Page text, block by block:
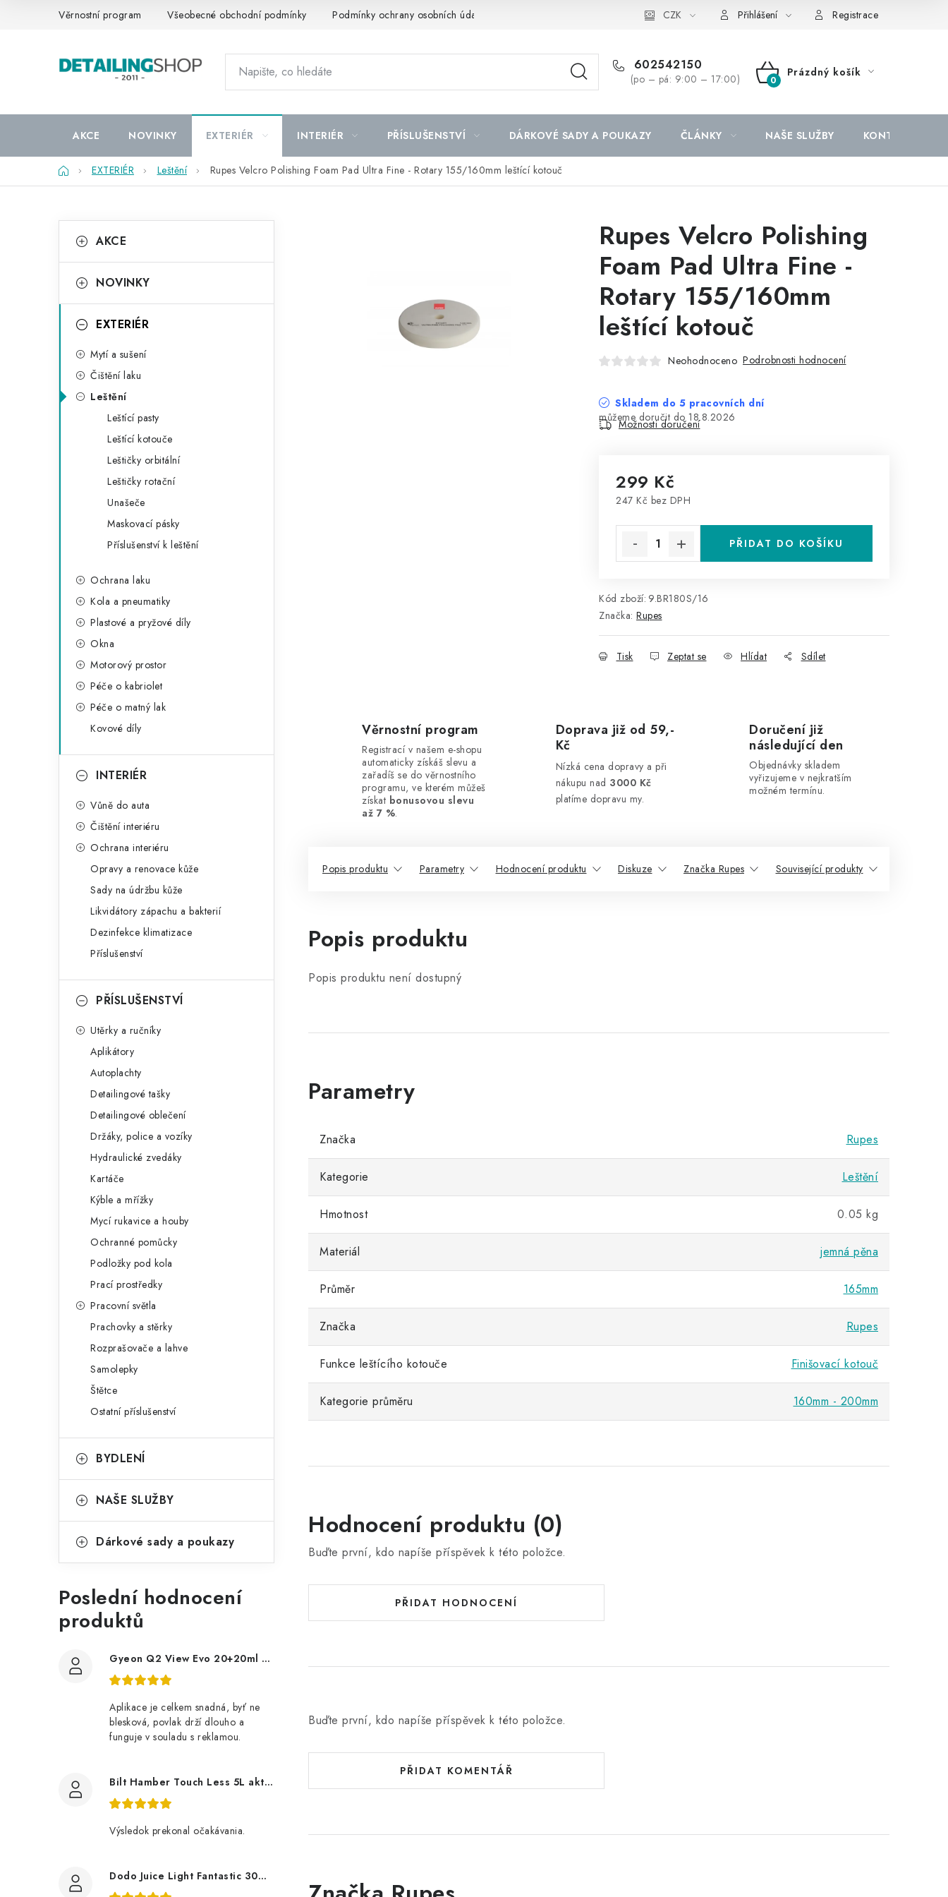
Věrnostní program Všeobecné obchodní podmínky Podmínky ochrany osobních údajů CZK Přihlášení Registrace
602542150
(po – pá: 9:00 – 17:00)
NÁKUPNÍ
Prázdný košík
AKCE NOVINKY EXTERIÉR INTERIÉR PŘÍSLUŠENSTVÍ DÁRKOVÉ SADY A POUKAZY ČLÁNKY NAŠE SLUŽBY KONTAKTY
DomůEXTERIÉR Leštění Rupes Velcro Polishing Foam Pad Ultra Fine - Rotary 155/160mm leštící kotouč
o
t
n
kategorie
a
e
i
AKCE
NOVINKY
EXTERIÉR
Mytí a sušení
Čištění laku
Leštění
Leštící pasty
Leštící kotouče
Leštičky orbitální
Leštičky rotační
Unašeče
Maskovací pásky
Příslušenství k leštění
Ochrana laku
Kola a pneumatiky
Plastové a pryžové díly
Okna
Motorový prostor
Péče o kabriolet
Péče o matný lak
Kovové díly
INTERIÉR
Vůně do auta
Čištění interiéru
Ochrana interiéru
Opravy a renovace kůže
Sady na údržbu kůže
Likvidátory zápachu a bakterií
Dezinfekce klimatizace
Příslušenství
PŘÍSLUŠENSTVÍ
Utěrky a ručníky
Aplikátory
Autoplachty
Detailingové tašky
Detailingové oblečení
Držáky, police a vozíky
Hydraulické zvedáky
Kartáče
Kýble a mřížky
Mycí rukavice a houby
Ochranné pomůcky
Podložky pod kola
Prací prostředky
Pracovní světla
Prachovky a stěrky
Rozprašovače a lahve
Samolepky
Štětce
Ostatní příslušenství
BYDLENÍ
NAŠE SLUŽBY
Dárkové sady a poukazy
Poslední hodnocení
produktů
Gyeon Q2 View Evo 20+20ml nanopovlak na okna
Aplikace je celkem snadná, byť ne
blesková, povlak drží dlouho a
funguje v souladu s reklamou.
Bilt Hamber Touch Less 5L aktivní pěna
Výsledok prekonal očakávania.
Dodo Juice Light Fantastic 30ml měkký vosk
Rupes Velcro Polishing
Foam Pad Ultra Fine -
Rotary 155/160mm
leštící kotouč
Neohodnoceno Podrobnosti hodnocení
Skladem do 5 pracovních dní
18.8.2026
Možnosti doručení
299 Kč
247 Kč bez DPH
PŘIDAT DO KOŠÍKU
Kód zboží: 9.BR180S/16
Značka: Rupes
Tisk Zeptat se Hlídat Sdílet
Věrnostní program
Registrací v našem e-shopu
automaticky získáš slevu a
zařadíš se do věrnostního
programu, ve kterém můžeš
získat bonusovou slevu
až 7 %.
Doprava již od 59,-
Kč
Nízká cena dopravy a při
nákupu nad 3000 Kč
platíme dopravu my.
Doručení již
následující den
Objednávky skladem
vyřizujeme v nejkratším
možném termínu.
Popis produktu Parametry Hodnocení produktu Diskuze Značka Rupes Související produkty
Popis produktu
Popis produktu není dostupný
Značka Rupes
Kategorie Leštění
Hmotnost 0.05 kg
Materiál jemná pěna
Průměr 165mm
Značka Rupes
Funkce leštícího kotouče Finišovací kotouč
Kategorie průměru 160mm - 200mm
Hodnocení produktu (0)
Buďte první, kdo napíše příspěvek k této položce.
PŘIDAT HODNOCENÍ
Buďte první, kdo napíše příspěvek k této položce.
PŘIDAT KOMENTÁŘ